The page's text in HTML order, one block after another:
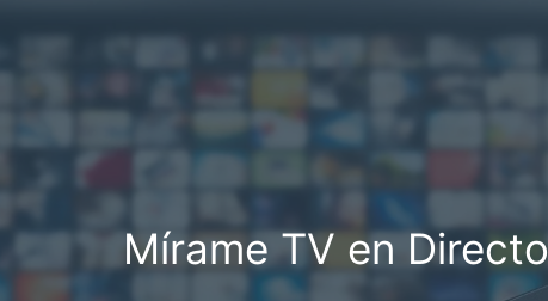
Mírame TV en Directo